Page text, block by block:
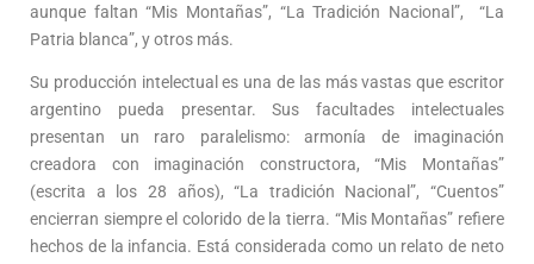
aunque faltan “Mis Montañas”, “La Tradición Nacional”, “La
Patria blanca”, y otros más.
Su producción intelectual es una de las más vastas que escritor
argentino pueda presentar. Sus facultades intelectuales
presentan un raro paralelismo: armonía de imaginación
creadora con imaginación constructora, “Mis Montañas”
(escrita a los 28 años), “La tradición Nacional”, “Cuentos”
encierran siempre el colorido de la tierra. “Mis Montañas” refiere
hechos de la infancia. Está considerada como un relato de neto